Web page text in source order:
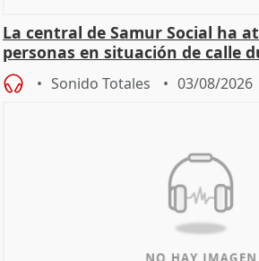
La central de Samur Social ha
personas en situación de calle
de Calor
Sonido Totales 03/08/2026